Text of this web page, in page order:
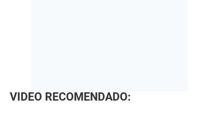
VIDEO RECOMENDADO: